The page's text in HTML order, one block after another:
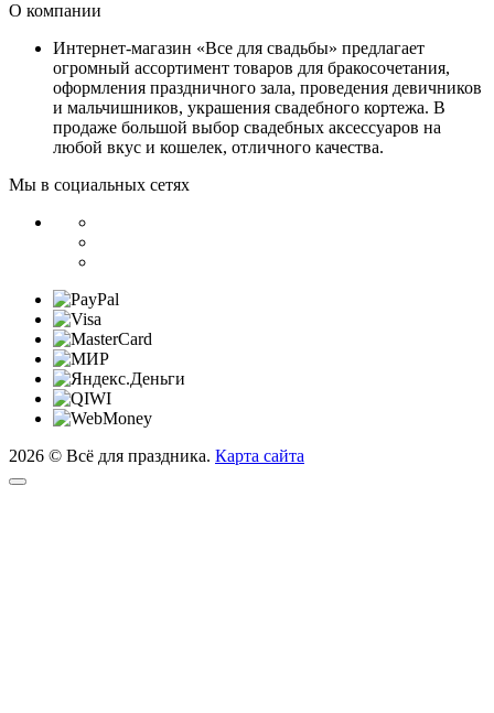
О компании
Интернет-магазин «Все для свадьбы» предлагает
огромный ассортимент товаров для бракосочетания,
оформления праздничного зала, проведения девичников
и мальчишников, украшения свадебного кортежа. В
продаже большой выбор свадебных аксессуаров на
любой вкус и кошелек, отличного качества.
Мы в социальных сетях
2026 © Всё для праздника. Карта сайта